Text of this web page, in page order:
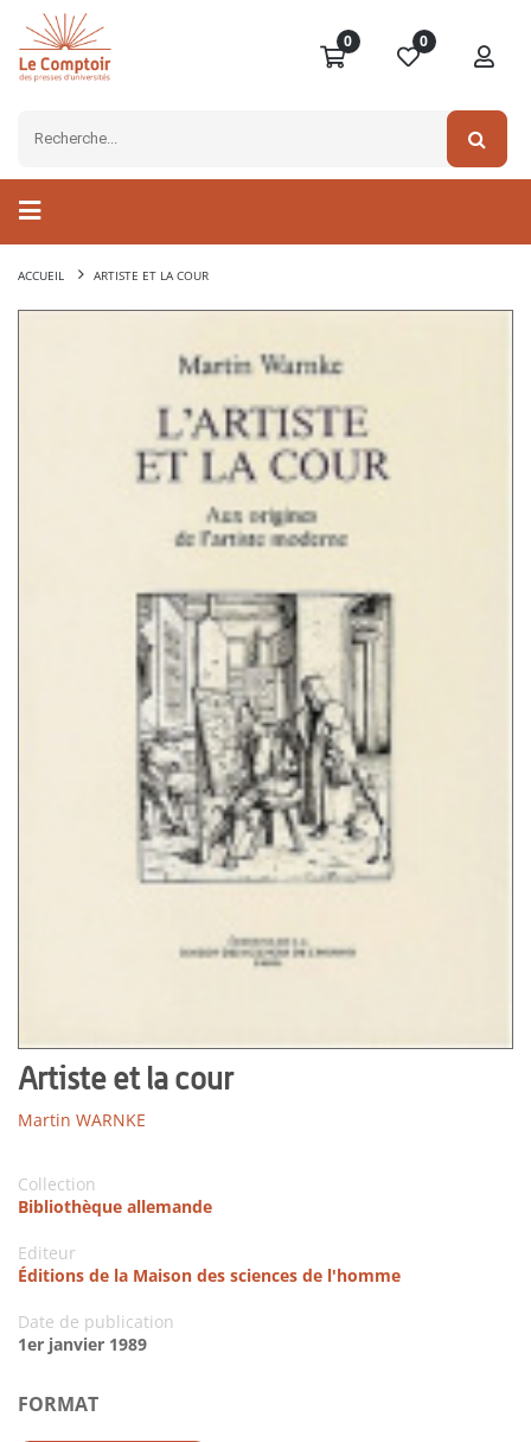
0 0
ACCUEIL ARTISTE ET LA COUR
Artiste et la cour
Martin WARNKE
Collection
Bibliothèque allemande
Editeur
Éditions de la Maison des sciences de l'homme
Date de publication
1er janvier 1989
FORMAT